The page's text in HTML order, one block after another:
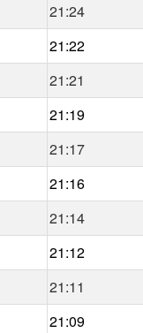
21:24
21:22
21:21
21:19
21:17
21:16
21:14
21:12
21:11
21:09